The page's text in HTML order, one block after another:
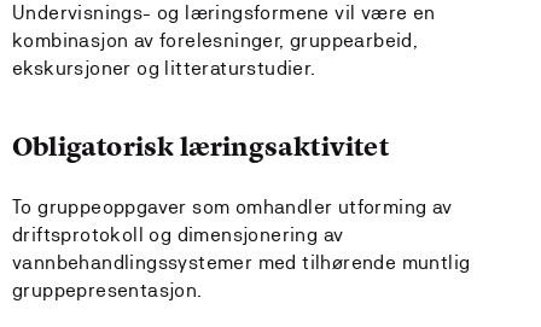
Undervisnings- og læringsformene vil være en
kombinasjon av forelesninger, gruppearbeid,
ekskursjoner og litteraturstudier.
Obligatorisk læringsaktivitet
To gruppeoppgaver som omhandler utforming av
driftsprotokoll og dimensjonering av
vannbehandlingssystemer med tilhørende muntlig
gruppepresentasjon.